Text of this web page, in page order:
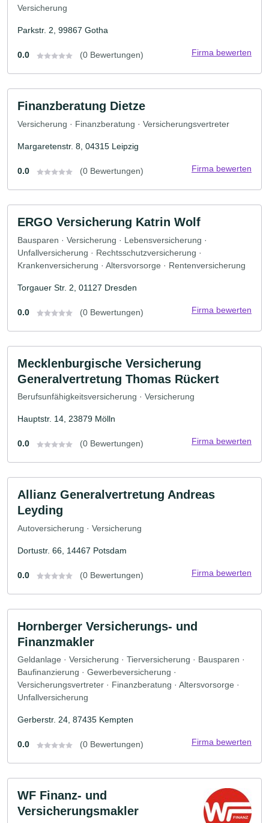
Versicherung
Parkstr. 2, 99867 Gotha
0.0 (0 Bewertungen) Firma bewerten
Finanzberatung Dietze
Versicherung · Finanzberatung · Versicherungsvertreter
Margaretenstr. 8, 04315 Leipzig
0.0 (0 Bewertungen) Firma bewerten
ERGO Versicherung Katrin Wolf
Bausparen · Versicherung · Lebensversicherung ·
Unfallversicherung · Rechtsschutzversicherung ·
Krankenversicherung · Altersvorsorge · Rentenversicherung
Torgauer Str. 2, 01127 Dresden
0.0 (0 Bewertungen) Firma bewerten
Mecklenburgische Versicherung
Generalvertretung Thomas Rückert
Berufsunfähigkeitsversicherung · Versicherung
Hauptstr. 14, 23879 Mölln
0.0 (0 Bewertungen) Firma bewerten
Allianz Generalvertretung Andreas
Leyding
Autoversicherung · Versicherung
Dortustr. 66, 14467 Potsdam
0.0 (0 Bewertungen) Firma bewerten
Hornberger Versicherungs- und
Finanzmakler
Geldanlage · Versicherung · Tierversicherung · Bausparen ·
Baufinanzierung · Gewerbeversicherung ·
Versicherungsvertreter · Finanzberatung · Altersvorsorge ·
Unfallversicherung
Gerberstr. 24, 87435 Kempten
0.0 (0 Bewertungen) Firma bewerten
WF Finanz- und
Versicherungsmakler